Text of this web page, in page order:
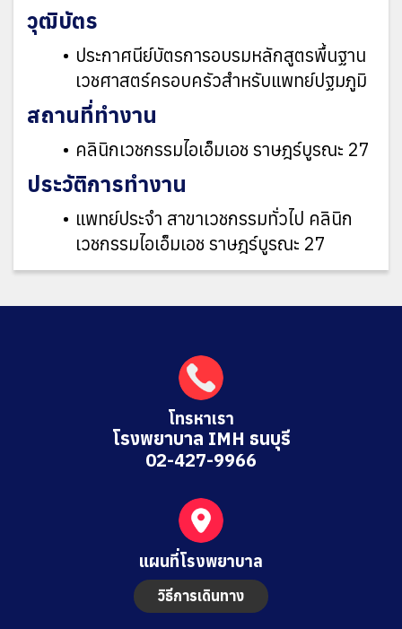
วุฒิบัตร
ประกาศนีย์บัตรการอบรมหลักสูตรพื้นฐาน
เวชศาสตร์ครอบครัวสำหรับแพทย์ปฐมภูมิ
สถานที่ทำงาน
คลินิกเวชกรรมไอเอ็มเอช ราษฎร์บูรณะ 27
ประวัติการทำงาน
แพทย์ประจำ สาขาเวชกรรมทั่วไป คลินิก
เวชกรรมไอเอ็มเอช ราษฎร์บูรณะ 27
โทรหาเรา
โรงพยาบาล IMH ธนบุรี
02-427-9966
แผนที่โรงพยาบาล
วิธีการเดินทาง